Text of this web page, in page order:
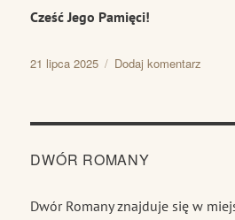
Cześć Jego Pamięci!
Data
21 lipca 2025 Dodaj komentarz
DWÓR ROMANY
Dwór Romany znajduje się w